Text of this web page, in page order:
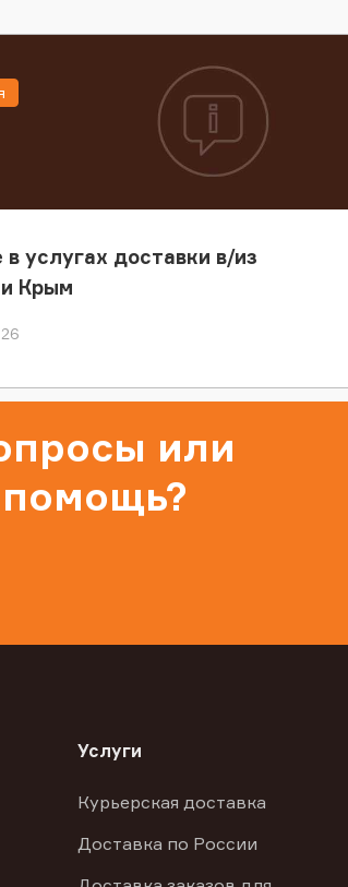
услугах доставки в/из
Крым
или
Услуги
Курьерская доставка
Доставка по России